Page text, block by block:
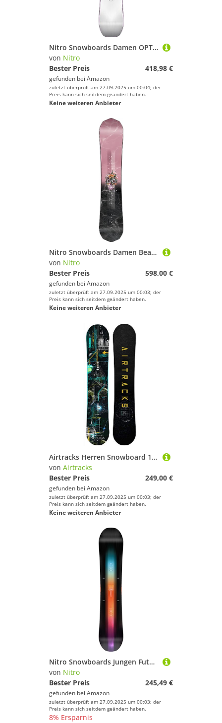
Nitro Snowboards Damen OPTISYM Womens BRD ´24, Freestyleboard, Asym Twin, Cam-Out Camber, Urban
von Nitro
Bester Preis
418,98 €
gefunden bei Amazon
zuletzt überprüft am 27.09.2025 um 00:04; der
Preis kann sich seitdem geändert haben.
Keine weiteren Anbieter
Nitro Snowboards Damen Beauty BRD ´24, Freestyleboard, Twin, Trüe Camber, Park
von Nitro
Bester Preis
598,00 €
gefunden bei Amazon
zuletzt überprüft am 27.09.2025 um 00:03; der
Preis kann sich seitdem geändert haben.
Keine weiteren Anbieter
Airtracks Herren Snowboard 150 cm Freestyle Freeride Data
von Airtracks
Bester Preis
249,00 €
gefunden bei Amazon
zuletzt überprüft am 27.09.2025 um 00:03; der
Preis kann sich seitdem geändert haben.
Keine weiteren Anbieter
Nitro Snowboards Jungen Future Team BRD ´25, Freestyleboard, Twin, Cam-Out Camber, All-Terrain, Mid-Wide, 151
von Nitro
Bester Preis
245,49 €
gefunden bei Amazon
zuletzt überprüft am 27.09.2025 um 00:03; der
Preis kann sich seitdem geändert haben.
8% Ersparnis